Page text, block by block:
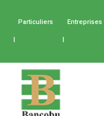
Particuliers
|
Entreprises
|